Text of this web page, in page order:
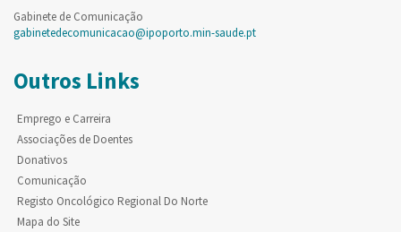
Gabinete de Comunicação
gabinetedecomunicacao@ipoporto.min-saude.pt
Outros Links
Emprego e Carreira
Associações de Doentes
Donativos
Comunicação
Registo Oncológico Regional Do Norte
Mapa do Site